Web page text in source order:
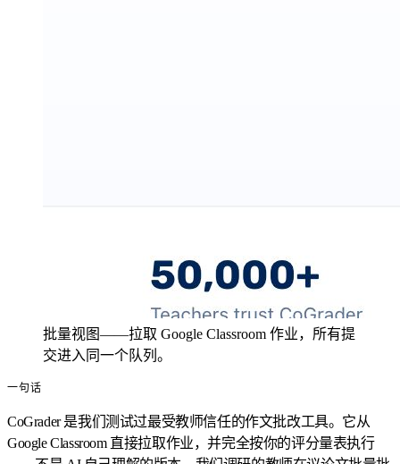
批量视图——拉取 Google Classroom 作业，所有提
交进入同一个队列。
一句话
CoGrader 是我们测试过最受教师信任的作文批改工具。它从
Google Classroom 直接拉取作业，并完全按你的评分量表执行